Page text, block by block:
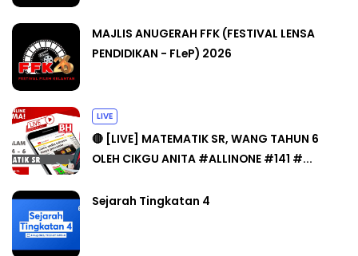
MAJLIS ANUGERAH FFK (FESTIVAL LENSA
PENDIDIKAN - FLeP) 2026
LIVE
🔴 [LIVE] MATEMATIK SR, WANG TAHUN 6
OLEH CIKGU ANITA #ALLINONE #141 #...
Sejarah Tingkatan 4